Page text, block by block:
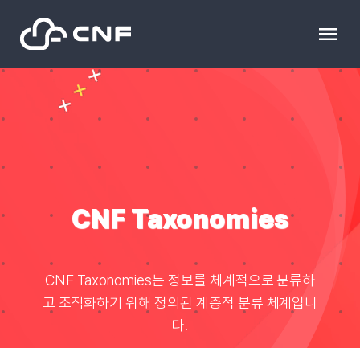
content
Resource
CNF Taxonomies
CNF Taxonomies는 정보를 체계적으로 분류하
고 조직화하기 위해 정의된 계층적 분류 체계입니
다.